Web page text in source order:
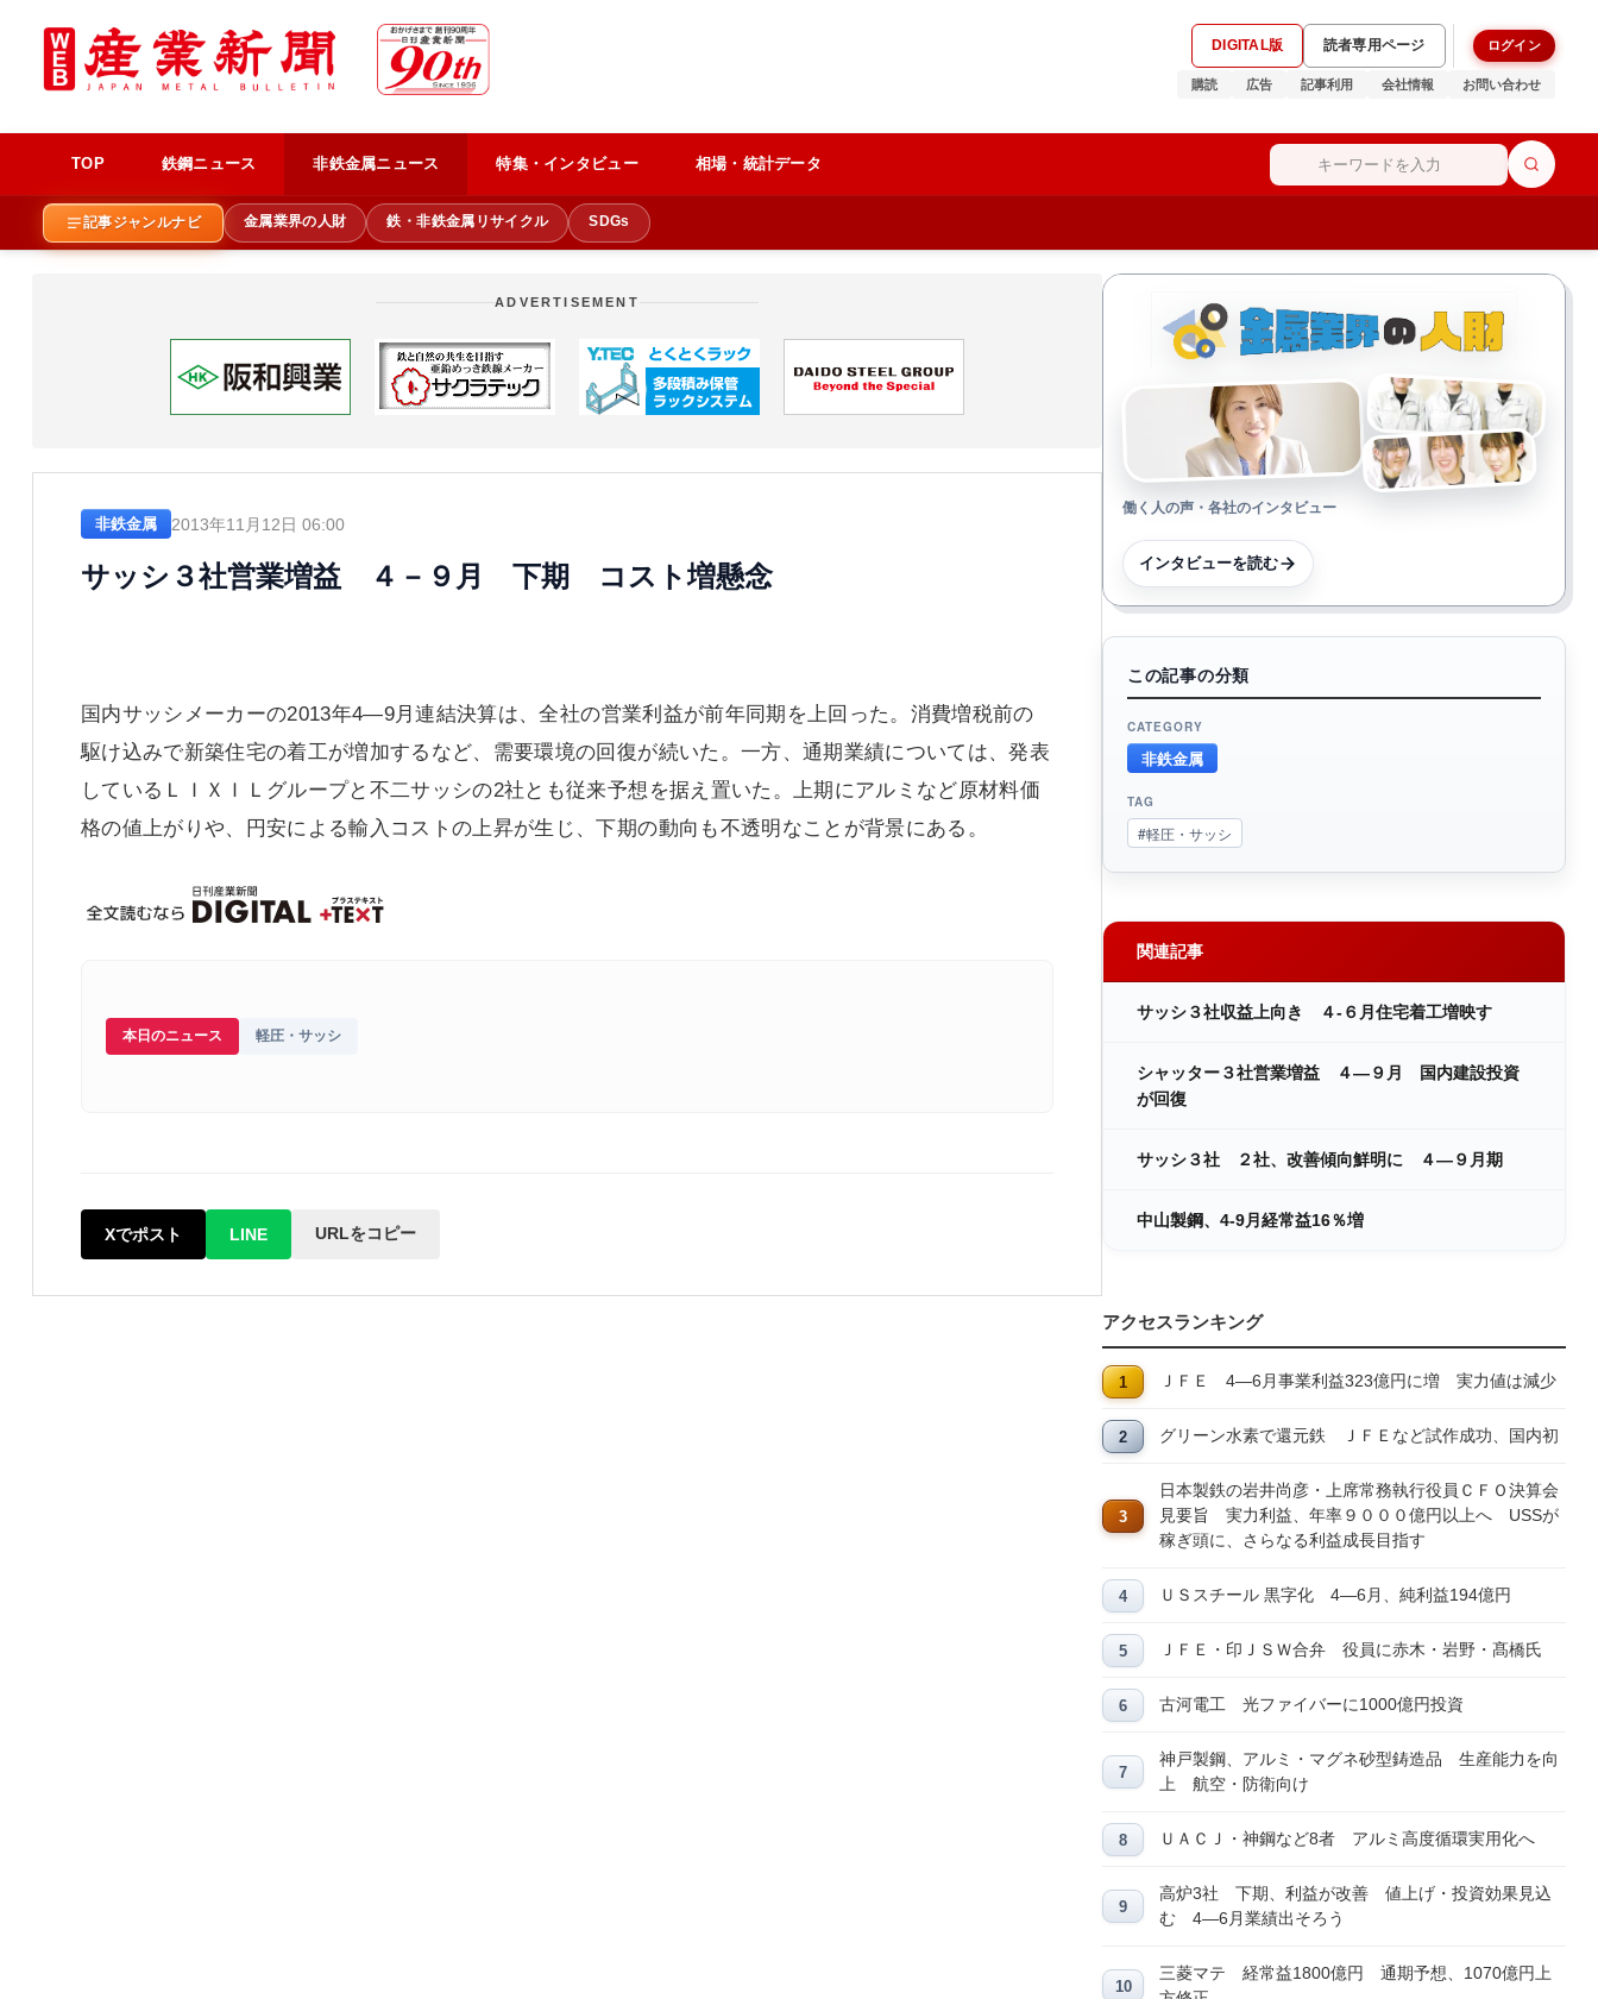
DIGITAL版 読者専用ページ ログイン
購読 広告 記事利用 会社情報 お問い合わせ
TOP 鉄鋼ニュース 非鉄金属ニュース 特集・インタビュー 相場・統計データ
記事ジャンルナビ 金属業界の人財 鉄・非鉄金属リサイクル SDGs
ADVERTISEMENT
非鉄金属 2013年11月12日 06:00
サッシ３社営業増益 ４－９月 下期 コスト増懸念
国内サッシメーカーの2013年4―9月連結決算は、全社の営業利益が前年同期を上回った。消費増税前の
駆け込みで新築住宅の着工が増加するなど、需要環境の回復が続いた。一方、通期業績については、発表
しているＬＩＸＩＬグループと不二サッシの2社とも従来予想を据え置いた。上期にアルミなど原材料価
格の値上がりや、円安による輸入コストの上昇が生じ、下期の動向も不透明なことが背景にある。
本日のニュース 軽圧・サッシ
Xでポスト LINE URLをコピー
働く人の声・各社のインタビュー
インタビューを読む
この記事の分類
CATEGORY
非鉄金属
TAG
#軽圧・サッシ
関連記事
サッシ３社収益上向き ４-６月住宅着工増映す
シャッター３社営業増益 ４―９月 国内建設投資
が回復
サッシ３社 ２社、改善傾向鮮明に ４―９月期
中山製鋼、4-9月経常益16％増
アクセスランキング
ＪＦＥ 4―6月事業利益323億円に増 実力値は減少
グリーン水素で還元鉄 ＪＦＥなど試作成功、国内初
日本製鉄の岩井尚彦・上席常務執行役員ＣＦＯ決算会
見要旨 実力利益、年率９０００億円以上へ USSが
稼ぎ頭に、さらなる利益成長目指す
ＵＳスチール 黒字化 4―6月、純利益194億円
ＪＦＥ・印ＪＳＷ合弁 役員に赤木・岩野・髙橋氏
古河電工 光ファイバーに1000億円投資
神戸製鋼、アルミ・マグネ砂型鋳造品 生産能力を向
上 航空・防衛向け
ＵＡＣＪ・神鋼など8者 アルミ高度循環実用化へ
高炉3社 下期、利益が改善 値上げ・投資効果見込
む 4―6月業績出そろう
三菱マテ 経常益1800億円 通期予想、1070億円上